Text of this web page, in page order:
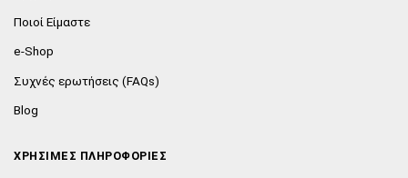
Ποιοί Είμαστε
e-Shop
Συχνές ερωτήσεις (FAQs)
Blog
ΧΡΗΣΙΜΕΣ ΠΛΗΡΟΦΟΡΙΕΣ